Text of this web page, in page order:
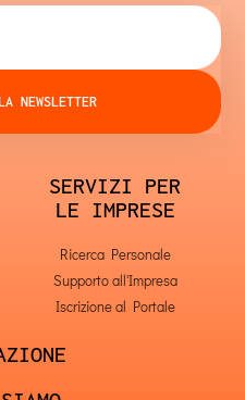
NEWSLETTER
SERVIZI PER
LE IMPRESE
Ricerca Personale
Supporto all'Impresa
Iscrizione al Portale